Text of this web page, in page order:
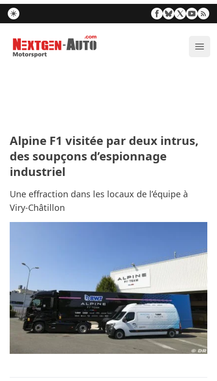
Nextgen-Auto.com
Alpine F1 visitée par deux intrus,
des soupçons d’espionnage
industriel
Une effraction dans les locaux de l’équipe à
Viry-Châtillon